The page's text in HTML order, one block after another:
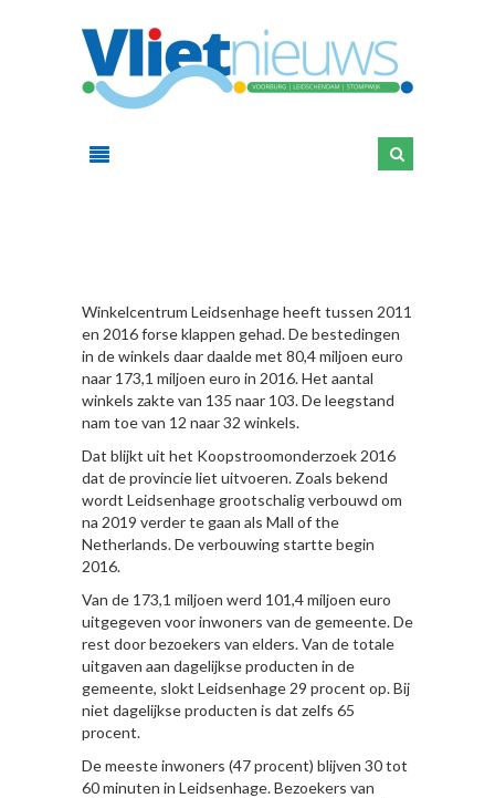
Winkelcentrum Leidsenhage heeft tussen 2011
en 2016 forse klappen gehad. De bestedingen
in de winkels daar daalde met 80,4 miljoen euro
naar 173,1 miljoen euro in 2016. Het aantal
winkels zakte van 135 naar 103. De leegstand
nam toe van 12 naar 32 winkels.
Dat blijkt uit het Koopstroomonderzoek 2016
dat de provincie liet uitvoeren. Zoals bekend
wordt Leidsenhage grootschalig verbouwd om
na 2019 verder te gaan als Mall of the
Netherlands. De verbouwing startte begin
2016.
Van de 173,1 miljoen werd 101,4 miljoen euro
uitgegeven voor inwoners van de gemeente. De
rest door bezoekers van elders. Van de totale
uitgaven aan dagelijkse producten in de
gemeente, slokt Leidsenhage 29 procent op. Bij
niet dagelijkse producten is dat zelfs 65
procent.
De meeste inwoners (47 procent) blijven 30 tot
60 minuten in Leidsenhage. Bezoekers van